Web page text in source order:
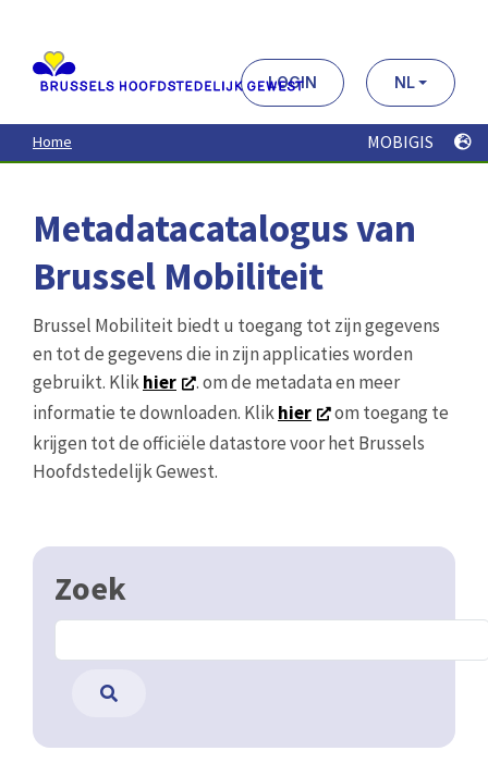
contenu
principal
LOGIN NL
Home MOBIGIS
Metadatacatalogus van
Brussel Mobiliteit
Brussel Mobiliteit biedt u toegang tot zijn gegevens
en tot de gegevens die in zijn applicaties worden
gebruikt. Klikhier
. om de metadata en meer
informatie te downloaden. Klikhier
om toegang te
krijgen tot de officiële datastore voor het Brussels
Hoofdstedelijk Gewest.
Zoek